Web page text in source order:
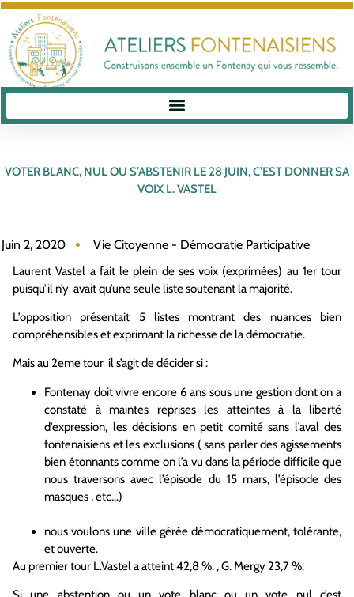
VOTER BLANC, NUL OU S’ABSTENIR LE 28 JUIN, C’EST DONNER SA
VOIX L. VASTEL
Juin 2, 2020 Vie Citoyenne - Démocratie Participative
Laurent Vastel a fait le plein de ses voix (exprimées) au 1er tour
puisqu’il n’y avait qu’une seule liste soutenant la majorité.
L’opposition présentait 5 listes montrant des nuances bien
compréhensibles et exprimant la richesse de la démocratie.
Mais au 2eme tour il s’agit de décider si :
Fontenay doit vivre encore 6 ans sous une gestion dont on a
constaté à maintes reprises les atteintes à la liberté
d’expression, les décisions en petit comité sans l’aval des
fontenaisiens et les exclusions ( sans parler des agissements
bien étonnants comme on l’a vu dans la période difficile que
nous traversons avec l’épisode du 15 mars, l’épisode des
masques , etc…)
nous voulons une ville gérée démocratiquement, tolérante,
et ouverte.
Au premier tour L.Vastel a atteint 42,8 %. , G. Mergy 23,7 %.